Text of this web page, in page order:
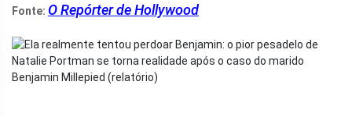
Fonte: O Repórter de Hollywood